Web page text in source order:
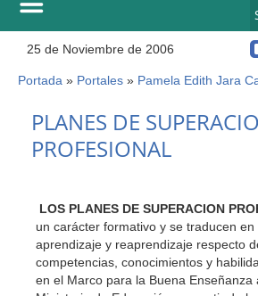
25 de Noviembre de 2006
Usted
está
aquí
Portada » Portales » Pamela Edith Jara
top
PLANES DE
PROFESIONAL
LOS PLANES DE SUPERACION
un carácter formativo y se traducen
aprendizaje y reaprendizaje respecto
competencias, conocimientos y
en el Marco para la Buena Enseñanza